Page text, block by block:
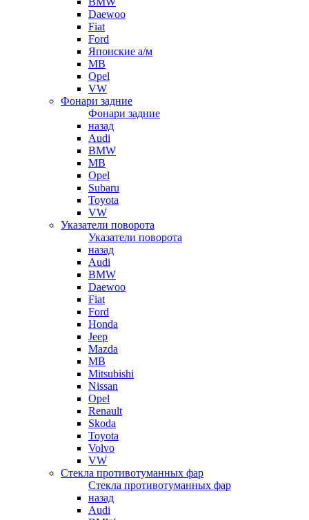
Daewoo
Fiat
Ford
Японские а/м
MB
Opel
VW
Фонари задние
Фонари задние
назад
Audi
BMW
MB
Opel
Subaru
Toyota
VW
Указатели поворота
Указатели поворота
назад
Audi
BMW
Daewoo
Fiat
Ford
Honda
Jeep
Mazda
MB
Mitsubishi
Nissan
Opel
Renault
Skoda
Toyota
Volvo
VW
Стекла противотуманных фар
Стекла противотуманных фар
назад
Audi